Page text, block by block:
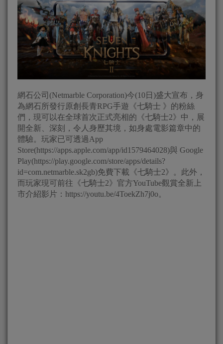
網石公司(Netmarble Corporation)今(10日)盛大宣布，身
為網石所發行原創長青RPG手遊《七騎士 》的粉絲
們，現可以在全球首次正式亮相的《七騎士2》中，展
開全新、深刻，令人身歷其境，如身處電影篇章中的
體驗。玩家已可透過App
Store(https://apps.apple.com/app/id1579464028)與 Google
Play(https://play.google.com/store/apps/details?
id=com.netmarble.sk2gb)免費下載《七騎士2》。此外，
而玩家現可前往《七騎士2》官方YouTube觀賞全新上
市介紹影片：https://youtu.be/4ToekZh7j0o。